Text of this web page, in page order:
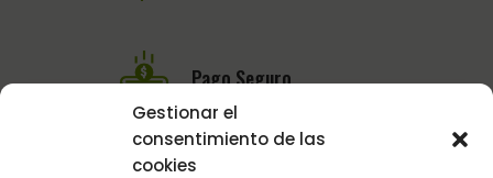
Gestionar el
consentimiento de las
cookies
Pago Seguro
Pasarela de pago del BBVA